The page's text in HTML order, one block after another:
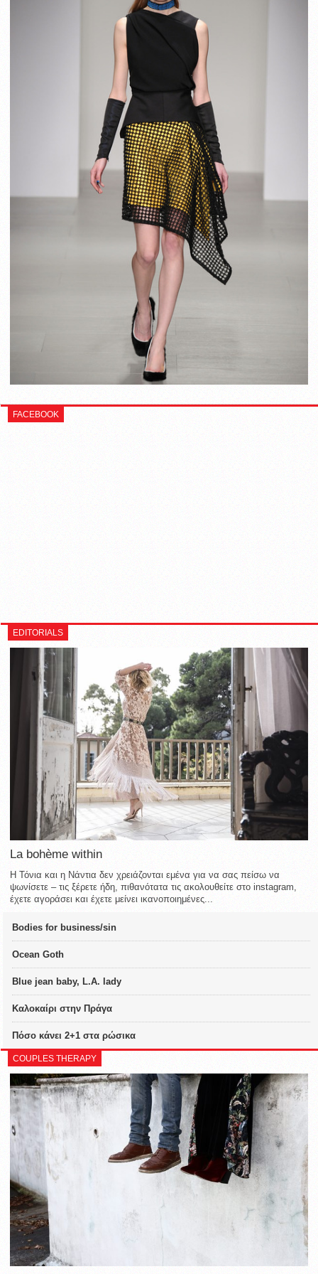
FACEBOOK
EDITORIALS
La bohème within
Η Τόνια και η Νάντια δεν χρειάζονται εμένα για να σας πείσω να
ψωνίσετε – τις ξέρετε ήδη, πιθανότατα τις ακολουθείτε στο instagram,
έχετε αγοράσει και έχετε μείνει ικανοποιημένες...
Bodies for business/sin
Ocean Goth
Blue jean baby, L.A. lady
Καλοκαίρι στην Πράγα
Πόσο κάνει 2+1 στα ρώσικα
COUPLES THERAPY